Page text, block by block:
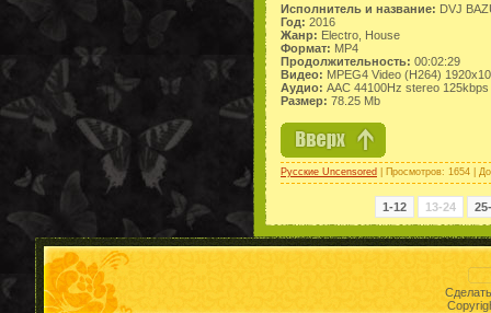
Исполнитель и название: DVJ
Год: 2016
Жанр: Electro, House
Формат: MP4
Продолжительность: 00:02:29
Видео: MPEG4 Video (H264)
Аудио: AAC 44100Hz stereo 125kbps
Размер: 78.25 Mb
Русские Uncensored | Просмотров: 1654 |
1-12 13-24